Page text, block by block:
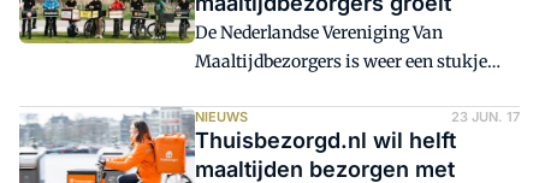
jaarbasis sprake van een groei met 69
procent. Het bedrijf bezorgde in de
meetperiode 39,5 miljoen maaltijden,
kwartaal van 2016. Voor het bedrijf komt
winstgevendheid in zicht.
De Nederlandse Vereniging Van
Maaltijdbezorgers is weer een stukje
hebben zich bij de club aangesloten.
NIEUWS 23 JUN. 17
Thuisbezorgd.nl wil helft
maaltijden bezorgen met